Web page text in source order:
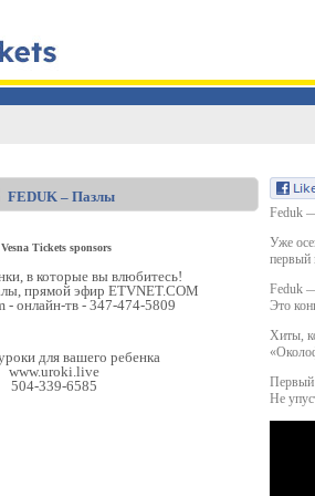
FEDUK – Пазлы
Vesna Tickets sponsors
в которые вы влюбитеcь!
прямой эфир ETVNET.COM
- онлайн-тв - 347-474-5809
для вашего ребенка
www.uroki.live
504-339-6585
Feduk
Уже
Feduk
Это
Хиты,
Не